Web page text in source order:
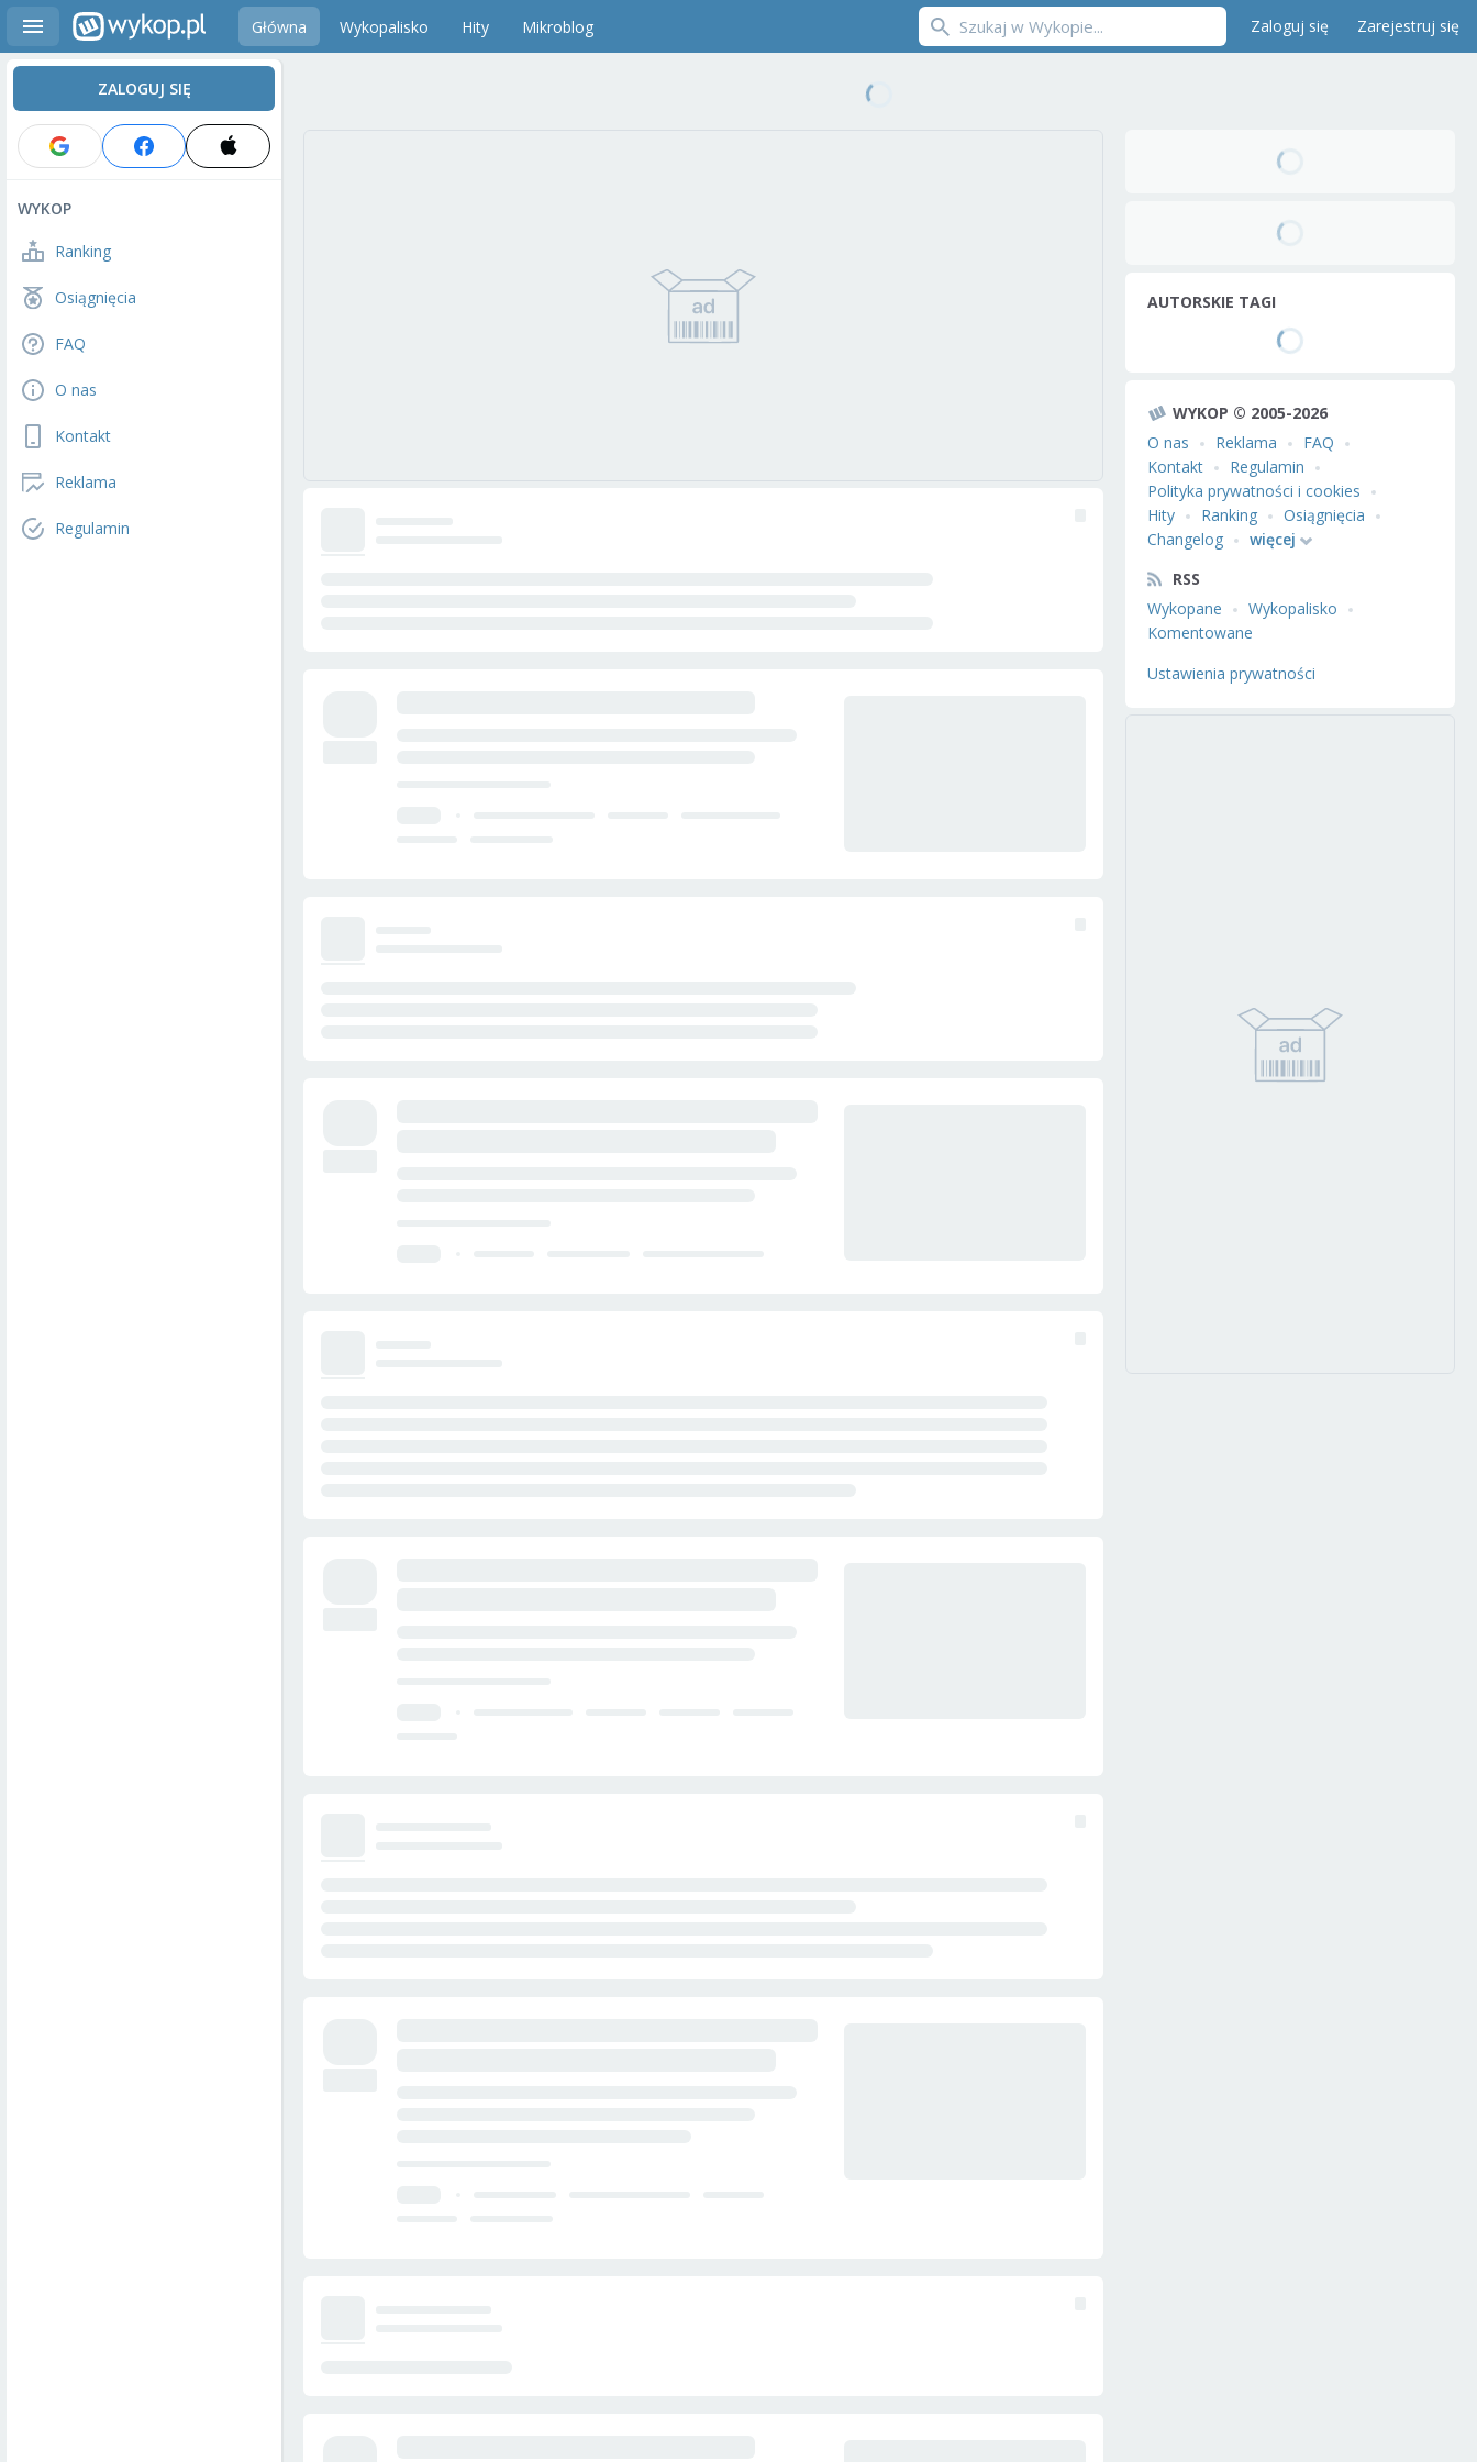
Główna Wykopalisko Hity Mikroblog Zaloguj się Zarejestruj się
ZALOGUJ SIĘ
WYKOP
Ranking
Osiągnięcia
FAQ
O nas
Kontakt
Reklama
Regulamin
AUTORSKIE TAGI
WYKOP © 2005-2026
O nas
Reklama
FAQ
Kontakt
Regulamin
Polityka prywatności i cookies
Hity
Ranking
Osiągnięcia
Changelog
więcej
RSS
Wykopane
Wykopalisko
Komentowane
Ustawienia prywatności